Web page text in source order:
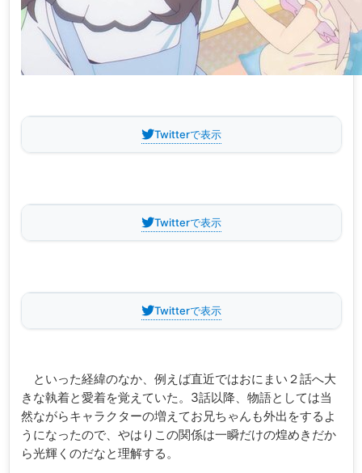
Twitterで表示
Twitterで表示
Twitterで表示
といった経緯のなか、例えば直近ではおにまい２話へ大
きな執着と愛着を覚えていた。3話以降、物語としては当
然ながらキャラクターの増えてお兄ちゃんも外出をするよ
うになったので、やはりこの関係は一瞬だけの煌めきだか
ら光輝くのだなと理解する。